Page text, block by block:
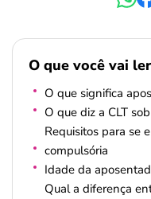
O que você vai
O que significa
O que diz a CLT
Requisitos para se
compulsória
Idade da
Qual a diferença